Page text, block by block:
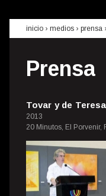
inicio › medios › prensa
Prensa
Tovar y de
2013
20 Minutos, El Porvenir,